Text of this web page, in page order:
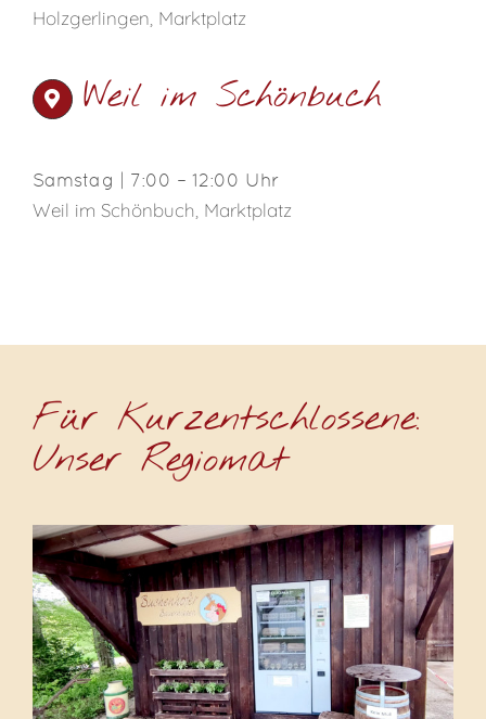
Holzgerlingen, Marktplatz
Weil im Schönbuch
Samstag | 7:00 – 12:00 Uhr
Weil im Schönbuch, Marktplatz
Für Kurzentschlossene:
Unser Regiomat